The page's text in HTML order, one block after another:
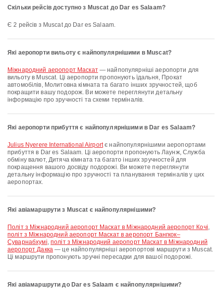
Скільки рейсів доступно з Muscat до Dar es Salaam?
Є 2 рейсів з Muscat до Dar es Salaam.
Які аеропорти вильоту є найпопулярнішими в Muscat?
Міжнародний аеропорт Маскат— найпопулярніші аеропорти для
вильоту в Muscat. Ці аеропорти пропонують їдальня, Прокат
автомобілів, Молитовна кімната та багато інших зручностей, щоб
покращити вашу подорож. Ви можете переглянути детальну
інформацію про зручності та схеми терміналів.
Які аеропорти прибуття є найпопулярнішими в Dar es Salaam?
Julius Nyerere International Airportє найпопулярнішими аеропортами
прибуття в Dar es Salaam. Ці аеропорти пропонують Лаунж, Служба
обміну валют, Дитяча кімната та багато інших зручностей для
покращення вашого досвіду подорожі. Ви можете переглянути
детальну інформацію про зручності та планування терміналів у цих
аеропортах.
Які авіамаршрути з Muscat є найпопулярнішими?
політ з Міжнародний аеропорт Маскат в Міжнародний аеропорт Кочі,
політ з Міжнародний аеропорт Маскат в аеропорт Бангкок–
Суварнабхумі, політ з Міжнародний аеропорт Маскат в Міжнародний
аеропорт Дакка— це найпопулярніші аеропортові маршрути з Muscat.
Ці маршрути пропонують зручні пересадки для вашої подорожі.
Які авіамаршрути до Dar es Salaam є найпопулярнішими?